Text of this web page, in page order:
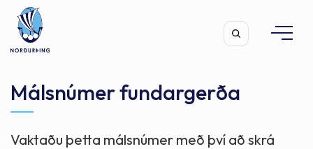
Leita
Málsnúmer fundargerða
Vaktaðu þetta málsnúmer með því að skrá